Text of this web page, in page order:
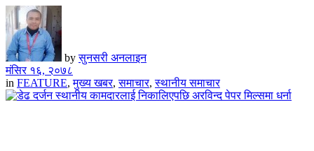
by सुनसरी अनलाइन
मंसिर १६, २०७८
in FEATURE,मुख्य खबर,समाचार,स्थानीय समाचार